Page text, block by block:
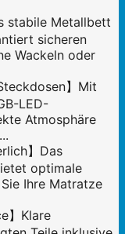
stabile Metallbett
sicheren
Wackeln oder
】Mit
LED-
Atmosphäre
】Das
optimale
Ihre Matratze
】Klare